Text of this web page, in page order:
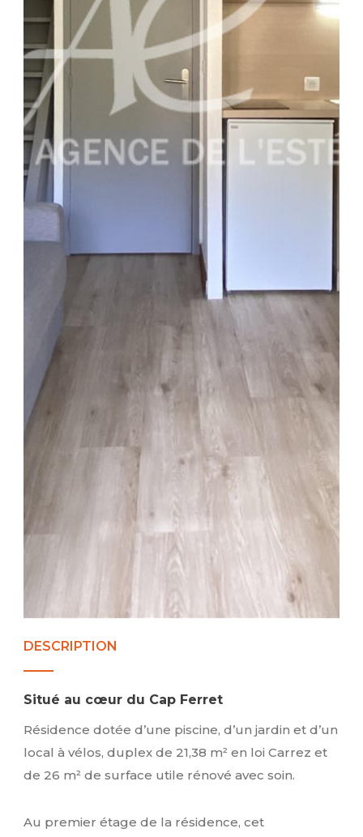
DESCRIPTION
Situé au cœur du Cap Ferret
Résidence dotée d’une piscine, d’un jardin et d’un
local à vélos, duplex de 21,38 m² en loi Carrez et
de 26 m² de surface utile rénové avec soin.
Au premier étage de la résidence, cet